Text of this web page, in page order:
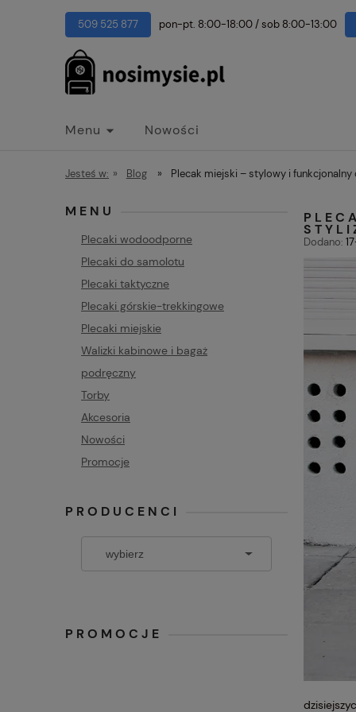
509 525 877 pon-pt. 8:00-18:00/sob 8:00-13:00
Menu Nowości
Jesteś w: » Blog » Plecak miejski – stylowy i
MENU
Plecaki wodoodporne
Plecaki do samolotu
Plecaki taktyczne
Plecaki górskie-trekkingowe
Plecaki miejskie
Walizki kabinowe i bagaż
podręczny
Torby
Akcesoria
Nowości
Promocje
PRODUCENCI
PROMOCJE
Dodano: